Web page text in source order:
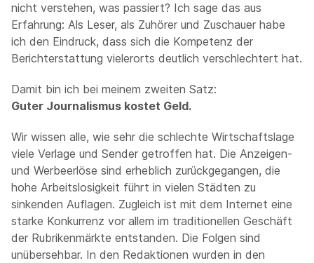
nicht verstehen, was passiert? Ich sage das aus
Erfahrung: Als Leser, als Zuhörer und Zuschauer habe
ich den Eindruck, dass sich die Kompetenz der
Berichterstattung vielerorts deutlich verschlechtert hat.
Damit bin ich bei meinem zweiten Satz:
Guter Journalismus kostet Geld.
Wir wissen alle, wie sehr die schlechte Wirtschaftslage
viele Verlage und Sender getroffen hat. Die Anzeigen-
und Werbeerlöse sind erheblich zurückgegangen, die
hohe Arbeitslosigkeit führt in vielen Städten zu
sinkenden Auflagen. Zugleich ist mit dem Internet eine
starke Konkurrenz vor allem im traditionellen Geschäft
der Rubrikenmärkte entstanden. Die Folgen sind
unübersehbar. In den Redaktionen wurden in den